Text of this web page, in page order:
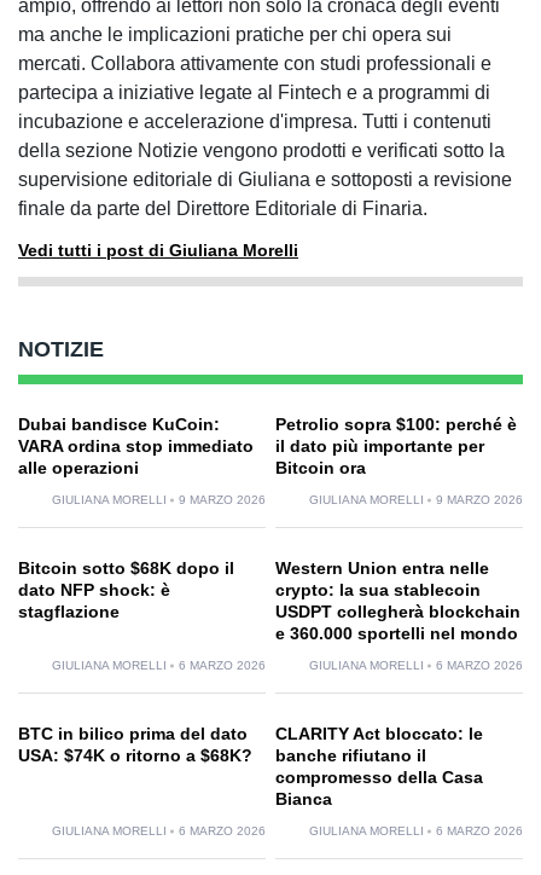
ampio, offrendo ai lettori non solo la cronaca degli eventi
ma anche le implicazioni pratiche per chi opera sui
mercati. Collabora attivamente con studi professionali e
partecipa a iniziative legate al Fintech e a programmi di
incubazione e accelerazione d'impresa. Tutti i contenuti
della sezione Notizie vengono prodotti e verificati sotto la
supervisione editoriale di Giuliana e sottoposti a revisione
finale da parte del Direttore Editoriale di Finaria.
Vedi tutti i post di Giuliana Morelli
NOTIZIE
Dubai bandisce KuCoin:
VARA ordina stop immediato
alle operazioni
GIULIANA MORELLI 9 MARZO 2026
Petrolio sopra $100: perché è
il dato più importante per
Bitcoin ora
GIULIANA MORELLI 9 MARZO 2026
Bitcoin sotto $68K dopo il
dato NFP shock: è
stagflazione
GIULIANA MORELLI 6 MARZO 2026
Western Union entra nelle
crypto: la sua stablecoin
USDPT collegherà blockchain
e 360.000 sportelli nel mondo
GIULIANA MORELLI 6 MARZO 2026
BTC in bilico prima del dato
USA: $74K o ritorno a $68K?
GIULIANA MORELLI 6 MARZO 2026
CLARITY Act bloccato: le
banche rifiutano il
compromesso della Casa
Bianca
GIULIANA MORELLI 6 MARZO 2026